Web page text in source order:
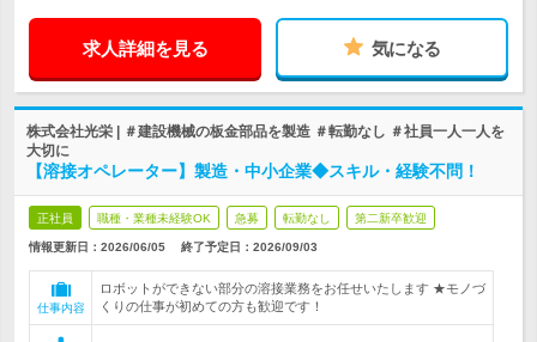
求人詳細を見る 気になる
株式会社光栄 | ＃建設機械の板金部品を製造 ＃転勤なし ＃社員一人一人を
大切に
【溶接オペレーター】製造・中小企業◆スキル・経験不問！
正社員 職種・業種未経験OK 急募 転勤なし 第二新卒歓迎
情報更新日：2026/06/05 終了予定日： 2026/09/03
仕事内容
ロボットができない部分の溶接業務をお任せいたします ★モノづ
くりの仕事が初めての方も歓迎です！